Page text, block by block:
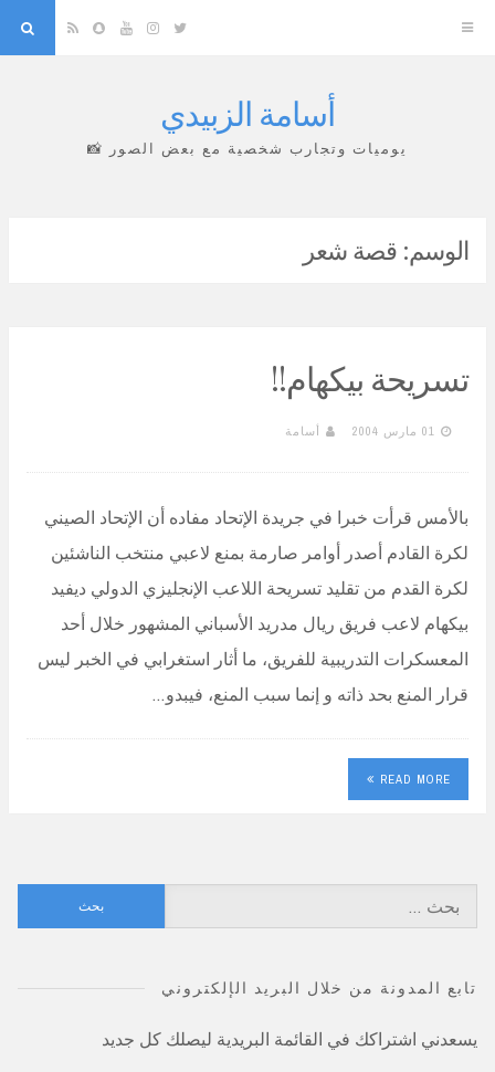
Twitter
Instagram
YouTube
Snapchat
RSS
أسامة الزبيدي
يوميات وتجارب شخصية مع بعض الصور 📸
الوسم: قصة شعر
تسريحة بيكهام!!
01 مارس 2004 أسامة
بالأمس قرأت خبرا في جريدة الإتحاد مفاده أن الإتحاد الصيني
لكرة القادم أصدر أوامر صارمة بمنع لاعبي منتخب الناشئين
لكرة القدم من تقليد تسريحة اللاعب الإنجليزي الدولي ديفيد
بيكهام لاعب فريق ريال مدريد الأسباني المشهور خلال أحد
المعسكرات التدريبية للفريق، ما أثار استغرابي في الخبر ليس
قرار المنع بحد ذاته و إنما سبب المنع، فيبدو…
READ MORE
عن:
تابع المدونة من خلال البريد الإلكتروني
يسعدني اشتراكك في القائمة البريدية ليصلك كل جديد